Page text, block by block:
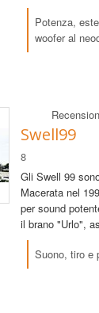
Potenza,
woofer al
Swell99
8
Gli Swell 99
Macerata nel
per sound
il brano "Urlo",
Suono, tiro e